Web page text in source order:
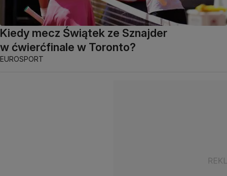
Kiedy mecz Świątek ze Sznajder
w ćwierćfinale w Toronto?
EUROSPORT